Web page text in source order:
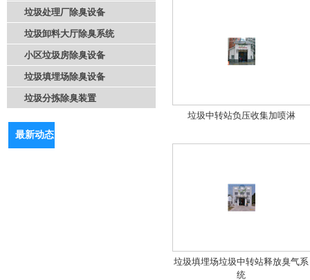
垃圾处理厂除臭设备
垃圾卸料大厅除臭系统
小区垃圾房除臭设备
垃圾填埋场除臭设备
垃圾分拣除臭装置
最新动态
垃圾中转站负压收集加喷淋
垃圾填埋场垃圾中转站释放臭气系
统